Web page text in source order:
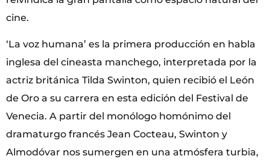
cine.
‘La voz humana’ es la primera producción en habla
inglesa del cineasta manchego, interpretada por la
actriz británica Tilda Swinton, quien recibió el León
de Oro a su carrera en esta edición del Festival de
Venecia. A partir del monólogo homónimo del
dramaturgo francés Jean Cocteau, Swinton y
Almodóvar nos sumergen en una atmósfera turbia,